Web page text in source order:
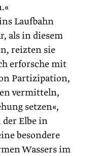
Laufbahn
als in diesem
reizten sie
erforsche mit
Partizipation,
vermitteln,
setzen«,
der Elbe in
besondere
Wassers im